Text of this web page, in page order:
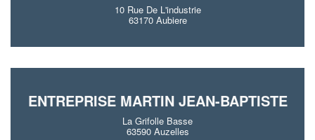
10 Rue De L'industrie
63170 Aubiere
ENTREPRISE MARTIN JEAN-BAPTISTE
La Grifolle Basse
63590 Auzelles